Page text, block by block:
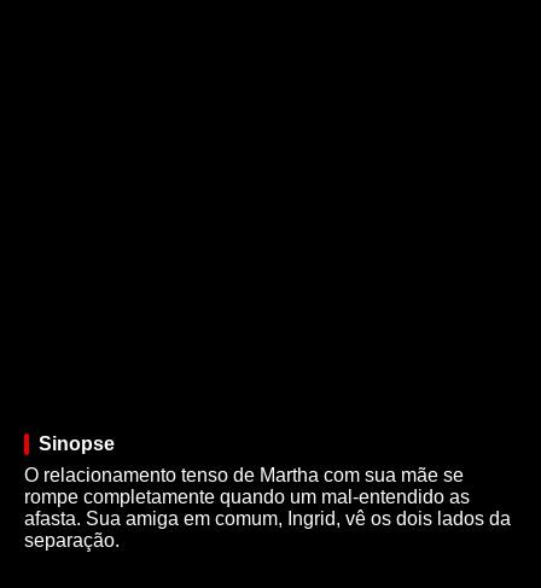
Sinopse
O relacionamento tenso de Martha com sua mãe se
rompe completamente quando um mal-entendido as
afasta. Sua amiga em comum, Ingrid, vê os dois lados da
separação.